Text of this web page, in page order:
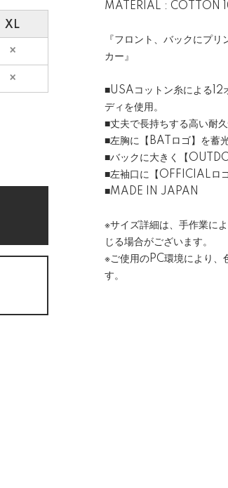
XL
MATERIAL : COTTON
『フロント、バックにプ
カー』
■USAコットン糸による12
ディを使用。
■丈夫で長持ちする高い耐
■左胸に【BATロゴ】を蓄
■バックに大きく【
■左袖口に【OFFICIALロゴ
■MADE IN JAPAN
※サイズ詳細は、手作業に
じる場合がございます。
※ご使用のPC環境により、
す。